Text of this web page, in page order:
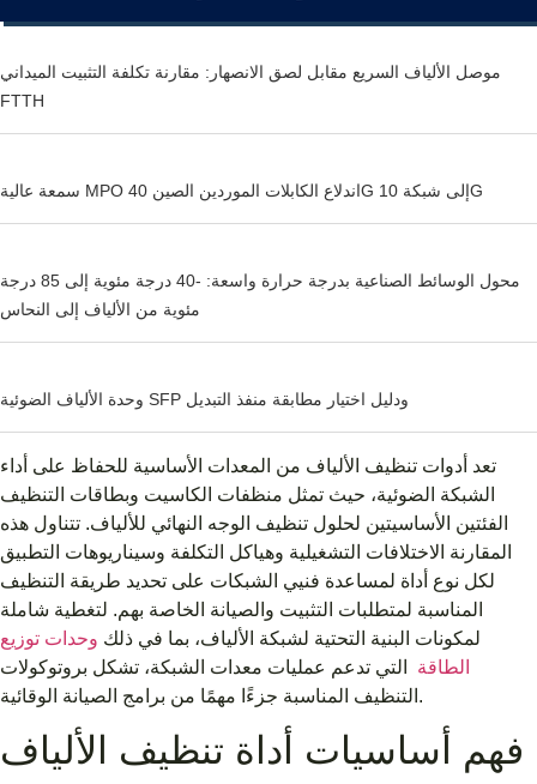
موصل الألياف السريع مقابل لصق الانصهار: مقارنة تكلفة التثبيت الميداني
FTTH
سمعة عالية MPO اندلاع الكابلات الموردين الصين 40G إلى شبكة 10G
محول الوسائط الصناعية بدرجة حرارة واسعة: -40 درجة مئوية إلى 85 درجة
مئوية من الألياف إلى النحاس
وحدة الألياف الضوئية SFP ودليل اختيار مطابقة منفذ التبديل
تعد أدوات تنظيف الألياف من المعدات الأساسية للحفاظ على أداء
الشبكة الضوئية، حيث تمثل منظفات الكاسيت وبطاقات التنظيف
الفئتين الأساسيتين لحلول تنظيف الوجه النهائي للألياف. تتناول هذه
المقارنة الاختلافات التشغيلية وهياكل التكلفة وسيناريوهات التطبيق
لكل نوع أداة لمساعدة فنيي الشبكات على تحديد طريقة التنظيف
المناسبة لمتطلبات التثبيت والصيانة الخاصة بهم. لتغطية شاملة
لمكونات البنية التحتية لشبكة الألياف، بما في ذلك وحدات توزيع
الطاقة
التي تدعم عمليات معدات الشبكة، تشكل بروتوكولات
التنظيف المناسبة جزءًا مهمًا من برامج الصيانة الوقائية.
فهم أساسيات أداة تنظيف الألياف